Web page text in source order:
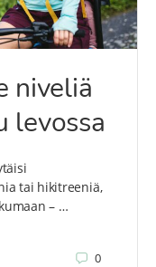
niveliä
levossa
tai hikitreeniä,
– …
0